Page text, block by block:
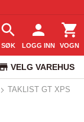
SØK LOGG INN VOGN
VELG VAREHUS
KUNDESERVICE
TAKLIST GT XPS